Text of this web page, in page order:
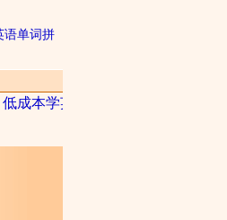
语单词拼
本学英语 节约学习时间 享受生命